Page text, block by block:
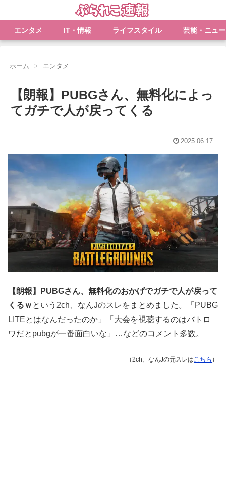
エンタメ IT・情報 ライフスタイル 芸能・ニュ
ホーム エンタメ
【朗報】PUBGさん、無料化によっ
てガチで人が戻ってくる
2025.06.17
【朗報】PUBGさん、無料化のおかげでガチで人が戻って
くるｗ という2ch、なんJのスレをまとめました。「PUBG
LITEとはなんだったのか」「大会を視聴するのはバトロ
ワだとpubgが一番面白いな」…などのコメント多数。
（2ch、なんJの元スレはこちら ）